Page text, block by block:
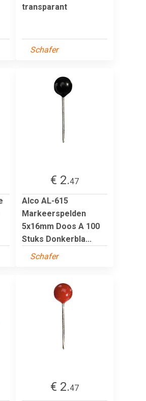
transparant
Schafer
€ 2.47
Alco AL-615
Markeerspelden
5x16mm Doos A 100
Stuks Donkerbla...
Schafer
€ 2.47